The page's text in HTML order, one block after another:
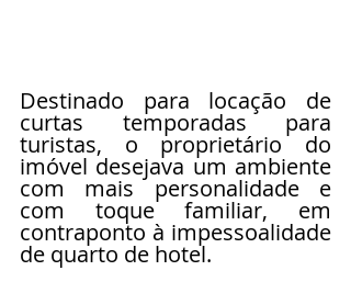
Destinado para locação de
curtas temporadas para
turistas, o proprietário do
imóvel desejava um ambiente
com mais personalidade e
com toque familiar, em
contraponto à impessoalidade
de quarto de hotel.